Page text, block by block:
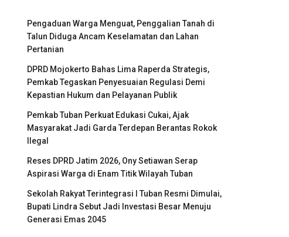
Pengaduan Warga Menguat, Penggalian Tanah di
Talun Diduga Ancam Keselamatan dan Lahan
Pertanian
DPRD Mojokerto Bahas Lima Raperda Strategis,
Pemkab Tegaskan Penyesuaian Regulasi Demi
Kepastian Hukum dan Pelayanan Publik
Pemkab Tuban Perkuat Edukasi Cukai, Ajak
Masyarakat Jadi Garda Terdepan Berantas Rokok
Ilegal
Reses DPRD Jatim 2026, Ony Setiawan Serap
Aspirasi Warga di Enam Titik Wilayah Tuban
Sekolah Rakyat Terintegrasi I Tuban Resmi Dimulai,
Bupati Lindra Sebut Jadi Investasi Besar Menuju
Generasi Emas 2045